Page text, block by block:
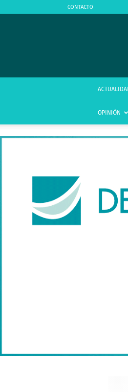
CONTACTO
OPINIÓN